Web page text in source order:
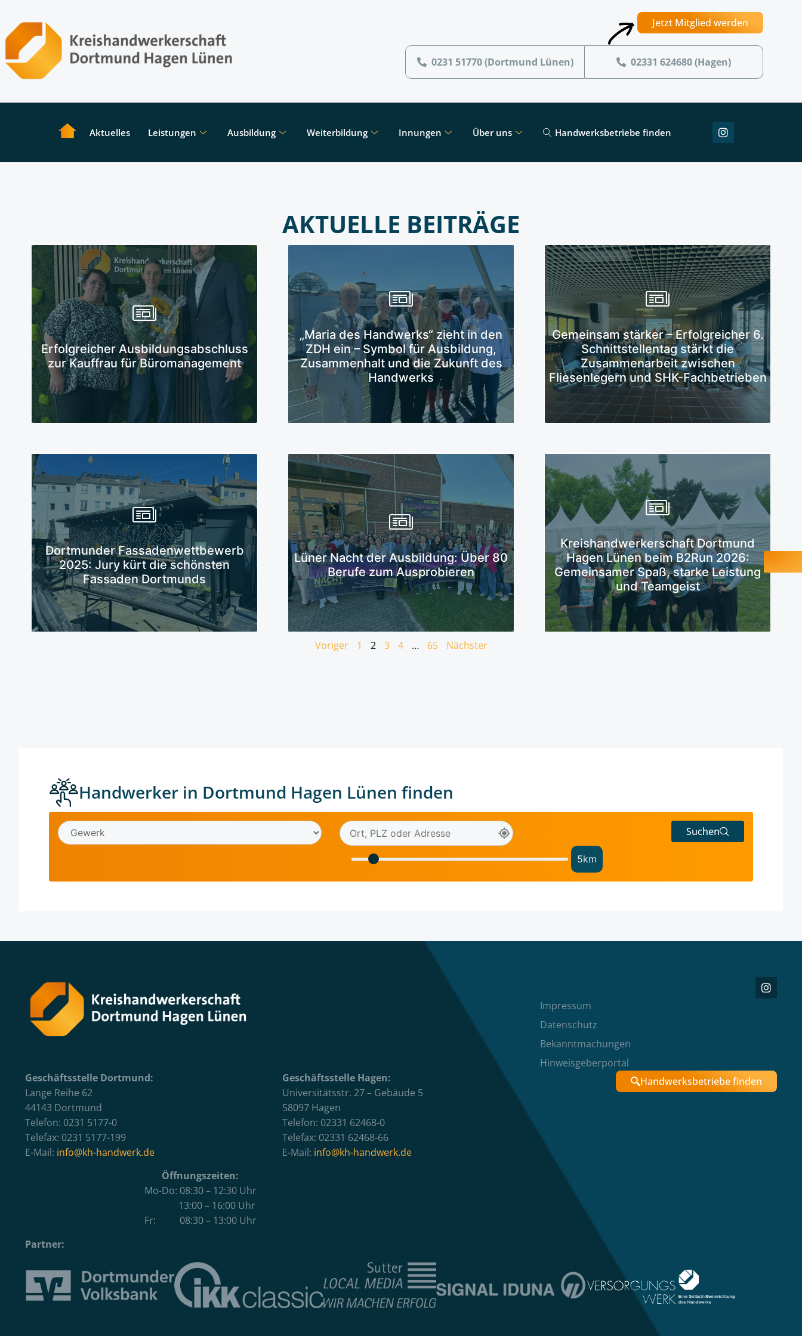
Jetzt Mitglied werden
0231 51770 (Dortmund Lünen) 02331 624680 (Hagen)
Aktuelles Leistungen Ausbildung Weiterbildung Innungen Über uns Handwerksbetriebe finden
AKTUELLE BEITRÄGE
Erfolgreicher Ausbildungsabschluss
zur Kauffrau für Büromanagement
Mehr erfahren
„Maria des Handwerks“ zieht in den
ZDH ein – Symbol für Ausbildung,
Zusammenhalt und die Zukunft des
Handwerks
Mehr erfahren
Gemeinsam stärker – Erfolgreicher 6.
Schnittstellentag stärkt die
Zusammenarbeit zwischen
Fliesenlegern und SHK-Fachbetrieben
Mehr erfahren
Dortmunder Fassadenwettbewerb
2025: Jury kürt die schönsten
Fassaden Dortmunds
Mehr erfahren
Lüner Nacht der Ausbildung: Über 80
Berufe zum Ausprobieren
Mehr erfahren
Kreishandwerkerschaft Dortmund
Hagen Lünen beim B2Run 2026:
Gemeinsamer Spaß, starke Leistung
und Teamgeist
Mehr erfahren
Voriger 1 2 3 4 … 65 Nächster
Handwerker in Dortmund Hagen Lünen finden
5km
Suchen
Impressum
Datenschutz
Bekanntmachungen
Hinweisgeberportal
Geschäftsstelle Dortmund:
Lange Reihe 62
44143 Dortmund
Telefon: 0231 5177-0
Telefax: 0231 5177-199
E-Mail: info@kh-handwerk.de
Geschäftsstelle Hagen:
Universitätsstr. 27 – Gebäude 5
58097 Hagen
Telefon: 02331 62468-0
Telefax: 02331 62468-66
E-Mail: info@kh-handwerk.de
Handwerksbetriebe finden
Öffnungszeiten:
Mo-Do: 08:30 – 12:30 Uhr
13:00 – 16:00 Uhr
Fr: 08:30 – 13:00 Uhr
Partner: